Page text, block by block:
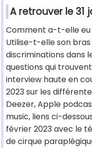
A retrouver le 31
Comment a-t-elle eu
Utilise-t-elle son
discriminations dans
questions qui
interview haute en
2023 sur les
Deezer, Apple
music, liens ci-
février 2023 avec le
de cirque